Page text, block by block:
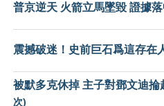
普京逆天 火箭立馬墜毀 證據落
震撼破迷！史前巨石爲這存在
被默多克休掉 主子對鄧文迪掄
次)